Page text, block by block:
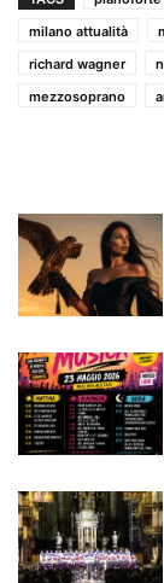
milano attualità
richard wagner
mezzosoprano